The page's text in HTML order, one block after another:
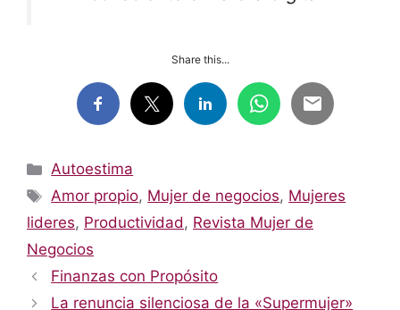
Share this...
Categorías
Autoestima
Etiquetas
Amor propio, Mujer de negocios, Mujeres
lideres, Productividad, Revista Mujer de
Negocios
Finanzas con Propósito
La renuncia silenciosa de la «Supermujer»